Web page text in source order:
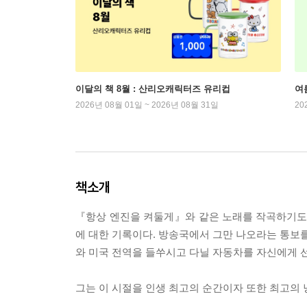
이달의 책 8월 : 산리오캐릭터즈 유리컵
2026년 08월 01일 ~ 2026년 08월 31일
여
책소개
『항상 엔진을 켜둘게』와 같은 노래를 작곡하
에 대한 기록이다. 방송국에서 그만 나오라는 통
와 미국 전역을 들쑤시고 다닐 자동차를 자신에게
그는 이 시절을 인생 최고의 순간이자 또한 최고